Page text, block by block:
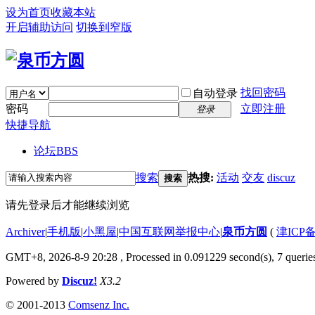
设为首页收藏本站
开启辅助访问 切换到窄版
自动登录 找回密码
密码
登录
立即注册
快捷导航
论坛BBS
搜索 搜索 热搜: 活动 交友 discuz
请先登录后才能继续浏览
Archiver|手机版|小黑屋|中国互联网举报中心|泉币方圆 ( 津ICP
GMT+8, 2026-8-9 20:28 , Processed in 0.091229 second(s), 7
Powered by Discuz! X3.2
© 2001-2013 Comsenz Inc.